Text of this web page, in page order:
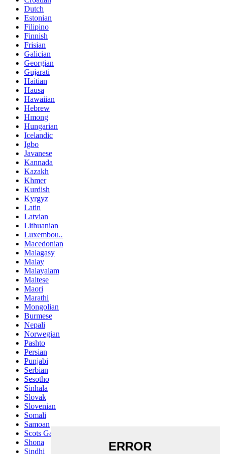
Dutch
Estonian
Filipino
Finnish
Frisian
Galician
Georgian
Gujarati
Haitian
Hausa
Hawaiian
Hebrew
Hmong
Hungarian
Icelandic
Igbo
Javanese
Kannada
Kazakh
Khmer
Kurdish
Kyrgyz
Latin
Latvian
Lithuanian
Luxembou..
Macedonian
Malagasy
Malay
Malayalam
Maltese
Maori
Marathi
Mongolian
Burmese
Nepali
Norwegian
Pashto
Persian
Punjabi
Serbian
Sesotho
Sinhala
Slovak
Slovenian
Somali
Samoan
Scots Gaelic
Shona
Sindhi